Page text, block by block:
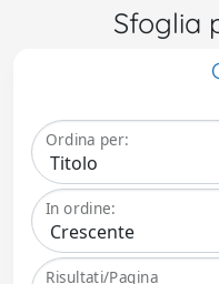
Sfoglia
Ordina per:
In ordine:
Risultati/Pagina